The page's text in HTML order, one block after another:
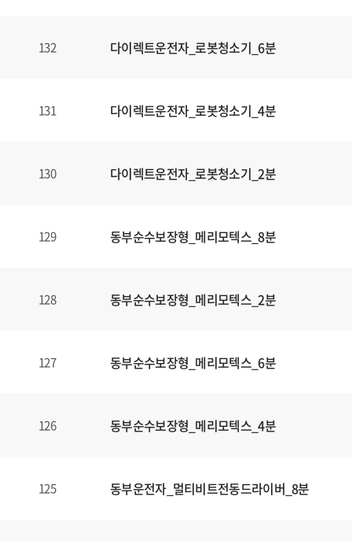
132 다이렉트운전자_로봇청소기_6분
131 다이렉트운전자_로봇청소기_4분
130 다이렉트운전자_로봇청소기_2분
129 동부순수보장형_메리모텍스_8분
128 동부순수보장형_메리모텍스_2분
127 동부순수보장형_메리모텍스_6분
126 동부순수보장형_메리모텍스_4분
125 동부운전자_멀티비트전동드라이버_8분